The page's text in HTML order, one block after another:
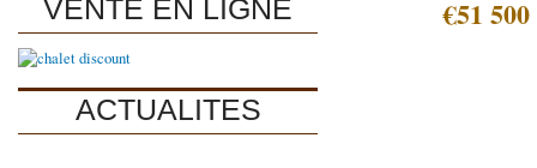
VENTE EN LIGNE
ACTUALITES
€51 500